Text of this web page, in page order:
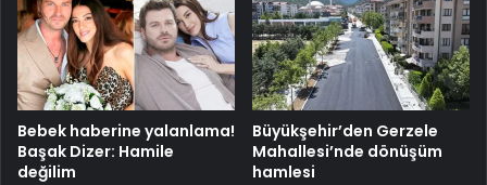
Bebek haberine yalanlama!
Başak Dizer: Hamile
değilim
Büyükşehir’den Gerzele
Mahallesi’nde dönüşüm
hamlesi